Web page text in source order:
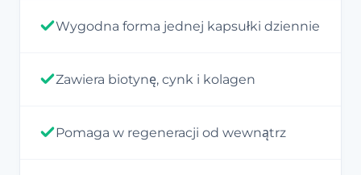
Wygodna forma jednej kapsułki dziennie
Zawiera biotynę, cynk i kolagen
Pomaga w regeneracji od wewnątrz